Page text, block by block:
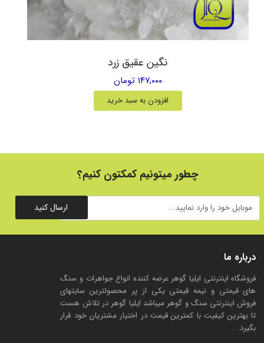
نگین عقیق زرد
۱۴۷,۰۰۰ تومان
افزودن به سبد خرید
درباره ما
فروشگاه اینترنتی ایلیا گوهر عرضه کننده انواع جواهرات و سنگ
های قیمتی و نیمه قیمتی یکی از پر محصولترین سایتهای
فروش اینترنتی سنگ و گوهر میباشد ایلیا گوهر در تلاش هست
تا بهترین کیفیت با کمترین قیمت در اختیار مشتریان خود قرار
بگیرد.
چطور میتونیم کمکتون کنیم؟
ارسال کنید